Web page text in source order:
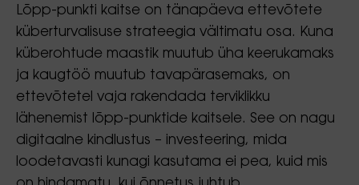
Lõpp-punkti kaitse on tänapäeva ettevõtete
küberturvalisuse strateegia vältimatu osa. Kuna
küberohtude maastik muutub üha keerukamaks
ja kaugtöö muutub tavapärasemaks, on
ettevõtetel vaja rakendada terviklikku
lähenemist lõpp-punktide kaitsele. See on nagu
digitaalne kindlustus – investeering, mida
loodetavasti kunagi kasutama ei pea, kuid mis